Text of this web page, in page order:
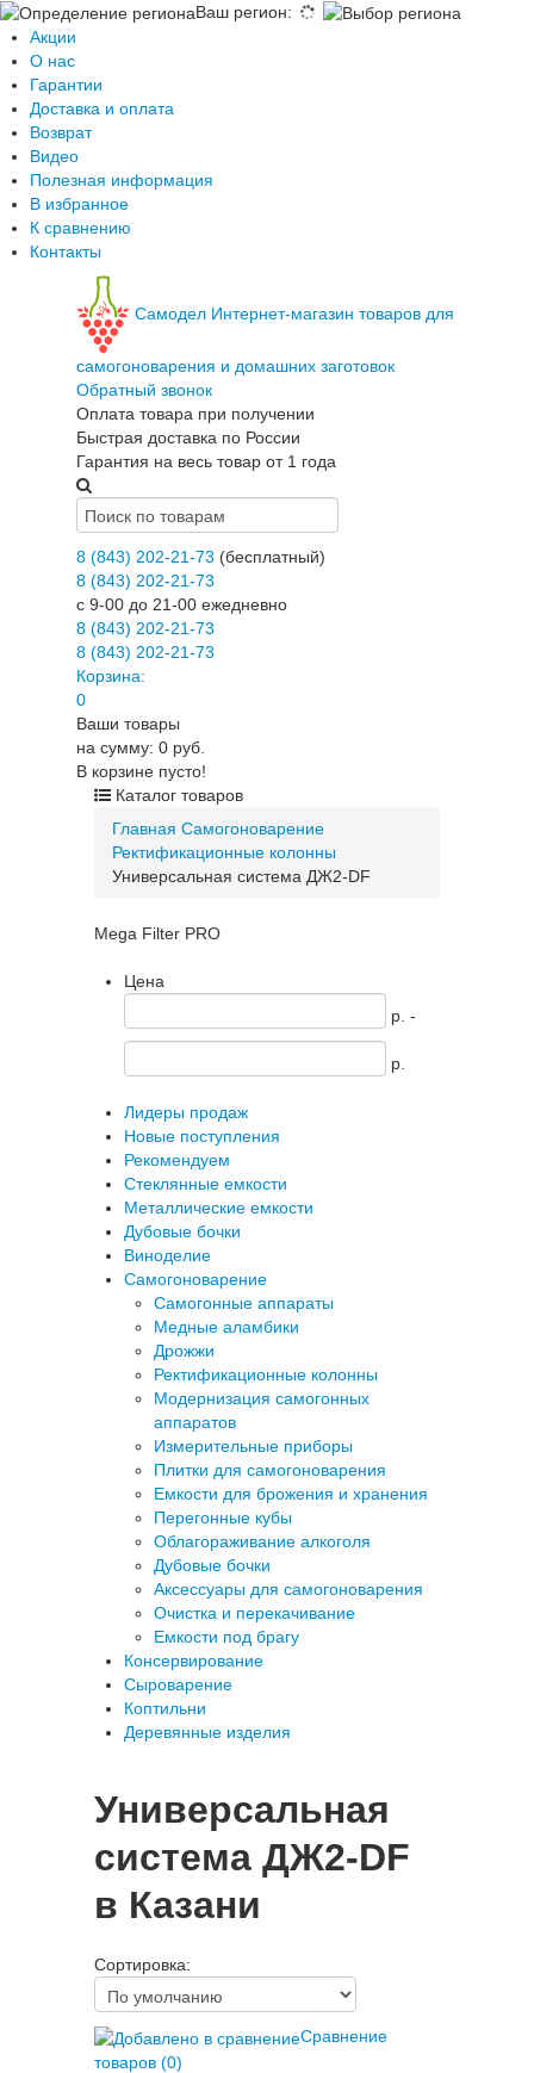
Ваш регион:
Акции
О нас
Гарантии
Доставка и оплата
Возврат
Видео
Полезная информация
В избранное
К сравнению
Контакты
Самодел Интернет-магазин товаров для
самогоноварения и домашних заготовок
Обратный звонок
Оплата товара при получении
Быстрая доставка по России
Гарантия на весь товар от 1 года
8 (843) 202-21-73 (бесплатный)
8 (843) 202-21-73
c 9-00 до 21-00 ежедневно
8 (843) 202-21-73
8 (843) 202-21-73
Корзина:
0
Ваши товары
на сумму: 0 руб.
В корзине пусто!
Каталог товаров
Главная Самогоноварение
Ректификационные колонны
Универсальная система ДЖ2-DF
Mega Filter PRO
Цена
p. -
p.
Лидеры продаж
Новые поступления
Рекомендуем
Стеклянные емкости
Металлические емкости
Дубовые бочки
Виноделие
Самогоноварение
Самогонные аппараты
Медные аламбики
Дрожжи
Ректификационные колонны
Модернизация самогонных
аппаратов
Измерительные приборы
Плитки для самогоноварения
Емкости для брожения и хранения
Перегонные кубы
Облагораживание алкоголя
Дубовые бочки
Аксессуары для самогоноварения
Очистка и перекачивание
Емкости под брагу
Консервирование
Сыроварение
Коптильни
Деревянные изделия
Универсальная
система ДЖ2-DF
в Казани
Сортировка:
Сравнение
товаров (0)